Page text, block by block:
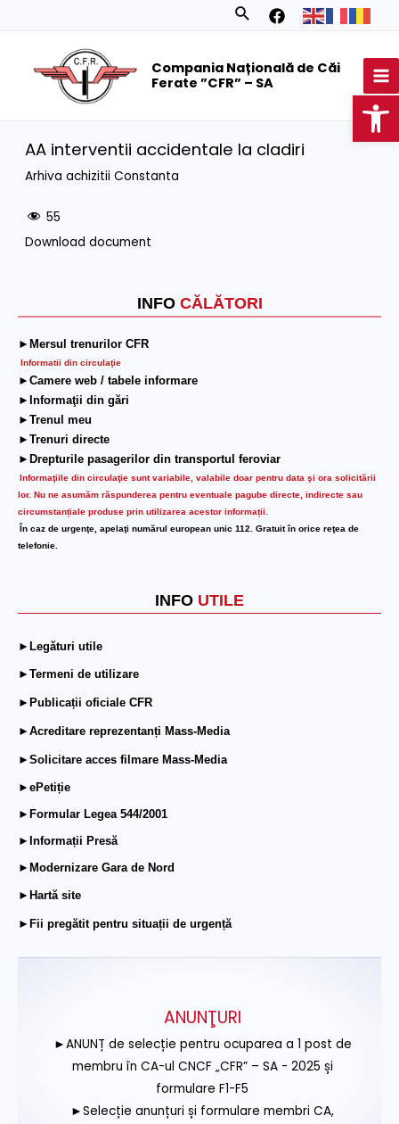
Search
Compania Națională de Căi
Ferate ”CFR” – SA
INFO CĂLĂTORI
►Mersul trenurilor CFR
Informatii din circulaţie
►Camere web / tabele informare
►Informaţii din gări
►Trenul meu
►Trenuri directe
►Drepturile pasagerilor din transportul feroviar
Informaţiile din circulaţie sunt variabile, valabile doar pentru data şi ora solicitării
lor. Nu ne asumăm răspunderea pentru eventuale pagube directe, indirecte sau
circumstanțiale produse prin utilizarea acestor informații.
În caz de urgenţe, apelaţi numărul european unic 112. Gratuit în orice reţea de
telefonie.
INFO UTILE
►Legături utile
►Termeni de utilizare
►Publicații oficiale CFR
►Acreditare reprezentanți Mass-Media
►Solicitare acces filmare Mass-Media
►ePetiție
►Formular Legea 544/2001
►Informații Presă
►Modernizare Gara de Nord
►Hartă site
►Fii pregătit pentru situații de urgență
AA interventii accidentale la cladiri
Arhiva achizitii Constanta
55
Download document
ANUNŢURI
►ANUNȚ de selecție pentru ocuparea a 1 post de
membru în CA-ul CNCF „CFR” – SA - 2025 și
formulare F1-F5
►Selecție anunțuri și formulare membri CA,